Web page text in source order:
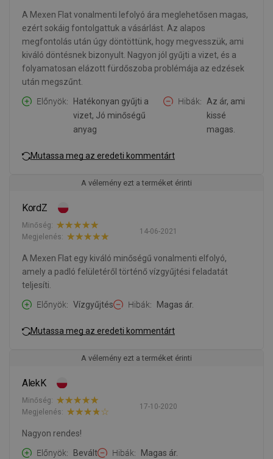
A Mexen Flat vonalmenti lefolyó ára meglehetősen magas,
ezért sokáig fontolgattuk a vásárlást. Az alapos
megfontolás után úgy döntöttünk, hogy megvesszük, ami
kiváló döntésnek bizonyult. Nagyon jól gyűjti a vizet, és a
folyamatosan elázott fürdőszoba problémája az edzések
után megszűnt.
Előnyök
Hatékonyan gyűjti a
vizet, Jó minőségű
anyag
Hibák
Az ár, ami
kissé
magas.
Mutassa meg az eredeti kommentárt
A vélemény ezt a terméket érinti
KordZ
14-06-2021
Minőség:
Megjelenés:
A Mexen Flat egy kiváló minőségű vonalmenti elfolyó,
amely a padló felületéről történő vízgyűjtési feladatát
teljesíti.
Előnyök
Vízgyűjtés Hibák Magas ár.
Mutassa meg az eredeti kommentárt
A vélemény ezt a terméket érinti
AlekK
17-10-2020
Minőség:
Megjelenés:
Nagyon rendes!
Előnyök
Bevált Hibák Magas ár.